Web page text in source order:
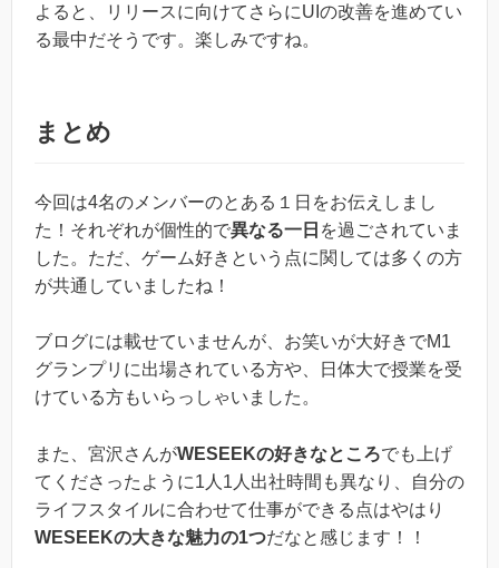
よると、リリースに向けてさらにUIの改善を進めてい
る最中だそうです。楽しみですね。
まとめ
今回は4名のメンバーのとある１日をお伝えしまし
た！それぞれが個性的で異なる一日 を過ごされていま
した。ただ、ゲーム好きという点に関しては多くの方
が共通していましたね！
ブログには載せていませんが、お笑いが大好きでM1
グランプリに出場されている方や、日体大で授業を受
けている方もいらっしゃいました。
また、宮沢さんがWESEEKの好きなところでも上げ
てくださったように1人1人出社時間も異なり、自分の
ライフスタイルに合わせて仕事ができる点はやはり
WESEEKの大きな魅力の1つだなと感じます！！